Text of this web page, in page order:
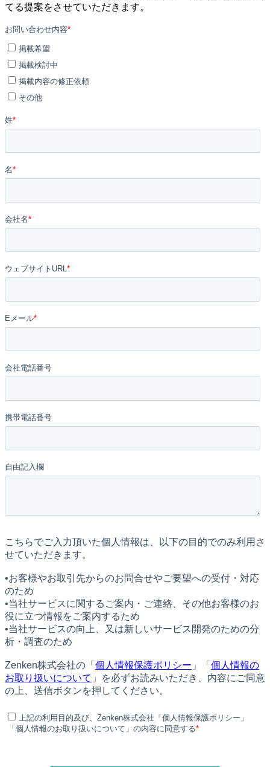
てる提案をさせていただきます。